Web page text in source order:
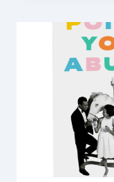
–
02
31